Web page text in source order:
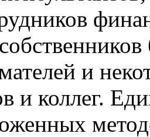
и
и коллег.